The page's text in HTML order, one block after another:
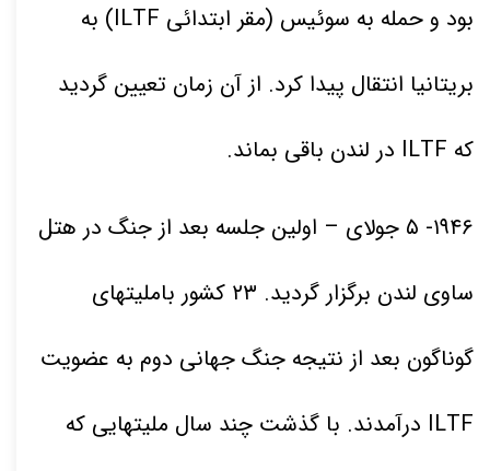
بود و حمله به سوئیس
(مقر ابتدائی ILTF) به
بریتانیا انتقال پیدا کرد. از آن زمان تعیین گردید
که ILTF در لندن باقی بماند.
۱۹۴۶- ۵ جولای – اولین جلسه بعد از جنگ در هتل
ساوی لندن برگزار گردید. ۲۳ کشور باملیتهای
گوناگون بعد از نتیجه جنگ جهانی دوم به عضویت
ILTF درآمدند. با گذشت چند سال ملیتهایی که